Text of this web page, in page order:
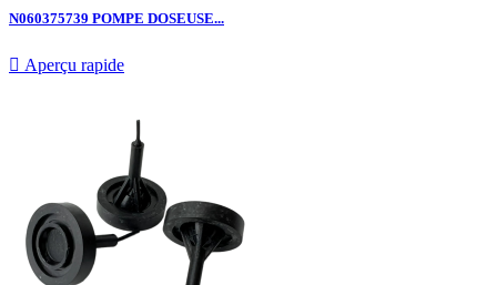
N060375739 POMPE DOSEUSE...
 Aperçu rapide